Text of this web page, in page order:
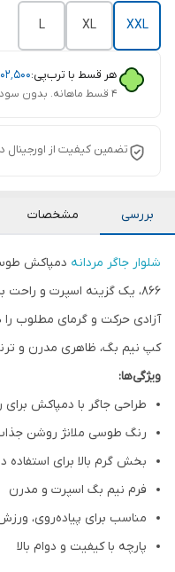
XXL
XL
L
هر قسط با ترب‌پی:
۴ قسط ماهانه. بدون سود، چک و ضامن.
تضمین کیفیت از اورجینال
بررسی مشخصات
شلوار جاگر مردانه دمپا‌کش
۸۶۶، یک گزینه اسپرت و
آزادی حرکت و گرمای مطلوب
کپ نیم بگ، ظاهری مدرن و
ویژگی‌ها:
طراحی جاگر با دمپا‌کش
رنگ طوسی ملانژ روشن
بخش گرم بالا برای
فرم نیم بگ اسپرت و مدرن
مناسب برای پیاده‌روی،
پارچه با کیفیت و دوام بالا